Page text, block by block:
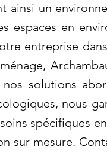
ainsi un
espaces en
entreprise
solutions
nous
spécifiques
sur mesure.